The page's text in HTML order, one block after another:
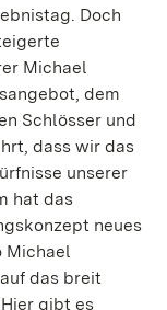
Doch
Michael
dem
Schlösser und
dass wir das
unserer
hat das
neues
Michael
das breit
gibt es